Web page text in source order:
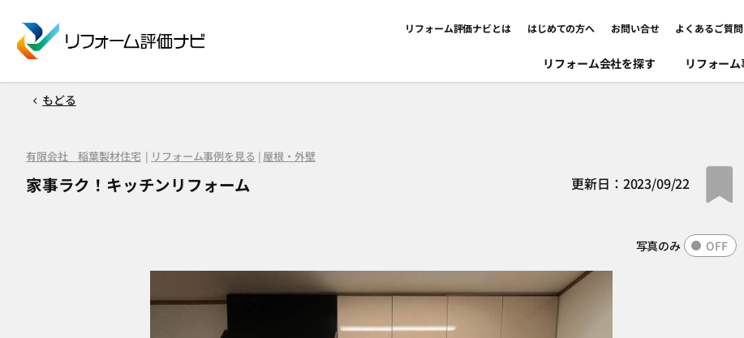
リフォーム評価ナビとは はじめての方へ お問い合せ よくあるご質問
リフォーム会社を探す リフォー
もどる
更新日：2023/09/22
有限会社 稲葉製材住宅 | リフォーム事例を見る | 屋根・外壁
家事ラク！キッチンリフォーム
写真のみ OFF